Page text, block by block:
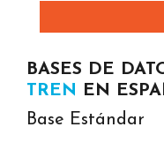
BASES DE
TREN EN
Base Estándar